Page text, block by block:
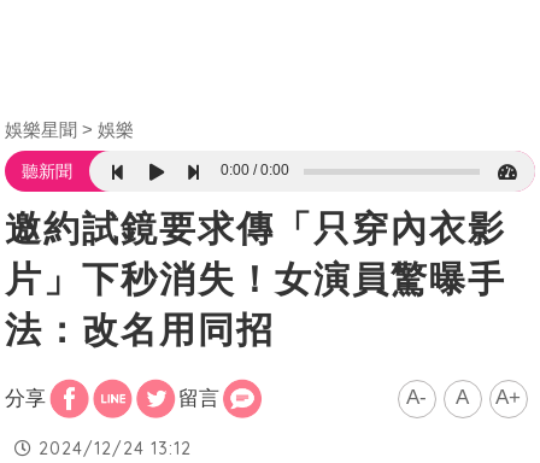
娛樂星聞 娛樂
聽新聞 0:00 0:00
邀約試鏡要求傳「只穿內衣影
片」下秒消失！女演員驚曝手
法：改名用同招
分享 留言 A- A A+
2024/12/24 13:12